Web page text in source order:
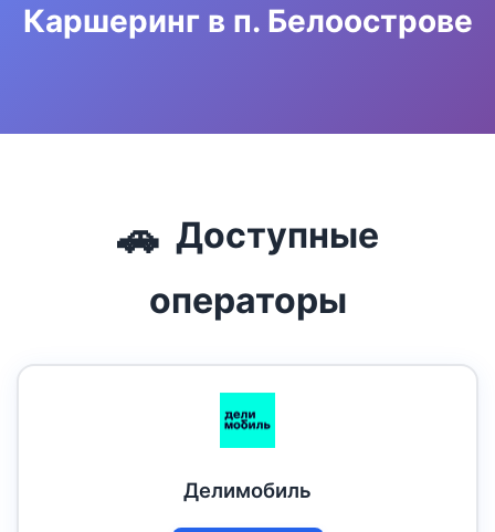
Каршеринг в п. Белоострове
🚗 Доступные
операторы
Делимобиль